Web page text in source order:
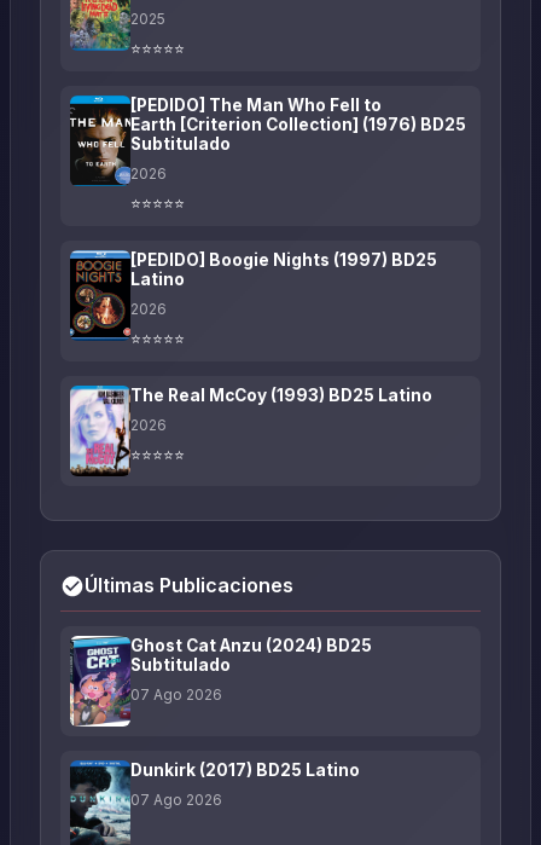
2025
⭐⭐⭐⭐⭐
[PEDIDO] The Man Who Fell to
Earth [Criterion Collection] (1976) BD25
Subtitulado
2026
⭐⭐⭐⭐⭐
[PEDIDO] Boogie Nights (1997) BD25
Latino
2026
⭐⭐⭐⭐⭐
The Real McCoy (1993) BD25 Latino
2026
⭐⭐⭐⭐⭐
Últimas Publicaciones
Ghost Cat Anzu (2024) BD25
Subtitulado
07 Ago 2026
Dunkirk (2017) BD25 Latino
07 Ago 2026